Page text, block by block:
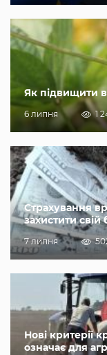
Як підвищити
6 липня 1
Страхування
захистити свій
7 липня
Нові критерії
означає для